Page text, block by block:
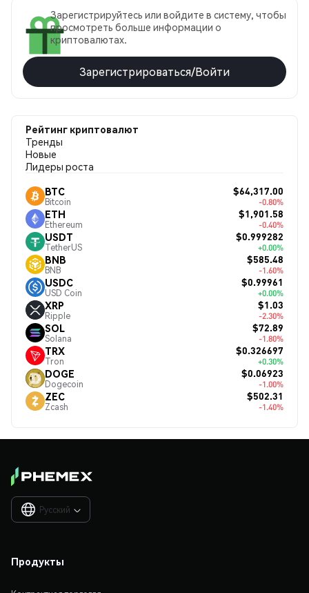
Зарегистрируйтесь или войдите в систему, чтобы
просмотреть больше информации о
криптовалютах.
Зарегистрироваться/Войти
Рейтинг криптовалют
Тренды
Новые
Лидеры роста
BTC
Bitcoin
$64,317.00
-0.80%
ETH
Ethereum
$1,901.58
-0.40%
USDT
TetherUS
$0.999282
+0.00%
BNB
BNB
$585.48
-1.60%
USDC
USD Coin
$0.99961
+0.00%
XRP
Ripple
$1.03
-2.30%
SOL
Solana
$72.89
-1.80%
TRX
Tron
$0.326697
+0.30%
DOGE
Dogecoin
$0.06923
-1.00%
ZEC
Zcash
$502.31
-1.40%
Русский 
Продукты